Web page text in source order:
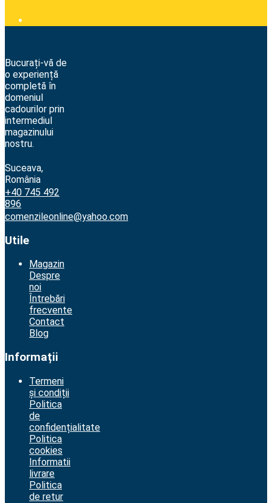
Bucurați-vă de
o experiență
completă în
domeniul
cadourilor prin
intermediul
magazinului
nostru.
Suceava,
România
+40 745 492
896
comenzileonline@yahoo.com
Utile
Magazin
Despre
noi
Întrebări
frecvente
Contact
Blog
Informații
Termeni
și condiții
Politica
de
confidențialitate
Politica
cookies
Informatii
livrare
Politica
de retur